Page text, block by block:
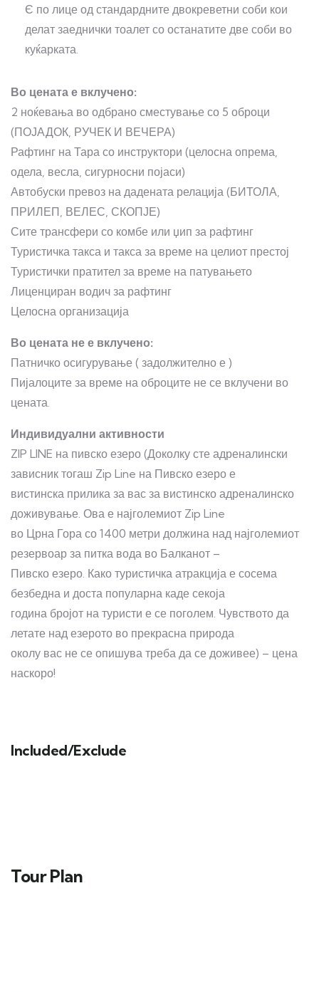
Є по лице од стандардните двокреветни соби кои
делат заеднички тоалет со останатите две соби во
куќарката.
Во цената е вклучено:
2 ноќевања во одбрано сместување со 5 оброци
(ПОЈАДОК, РУЧЕК И ВЕЧЕРА)
Рафтинг на Тара со инструктори (целосна опрема,
одела, весла, сигурносни појаси)
Автобуски превоз на дадената релација (БИТОЛА,
ПРИЛЕП, ВЕЛЕС, СКОПЈЕ)
Сите трансфери со комбе или џип за рафтинг
Туристичка такса и такса за време на целиот престој
Туристички пратител за време на патувањето
Лиценциран водич за рафтинг
Целосна организација
Во цената не е вклучено:
Патничко осигурување ( задолжително е )
Пијалоците за време на оброците не се вклучени во
цената.
Индивидуални активности
ZIP LINE на пивско езеро (Доколку сте адреналински
зависник тогаш Zip Line на Пивско езеро е
вистинска прилика за вас за вистинско адреналинско
доживување. Ова е најголемиот Zip Line
во Црна Гора со 1400 метри должина над најголемиот
резервоар за питка вода во Балканот –
Пивско езеро. Како туристичка атракција е сосема
безбедна и доста популарна каде секоја
година бројот на туристи е се поголем. Чувството да
летате над езерото во прекрасна природа
околу вас не се опишува треба да се доживее) – цена
наскоро!
Included/Exclude
Tour Plan